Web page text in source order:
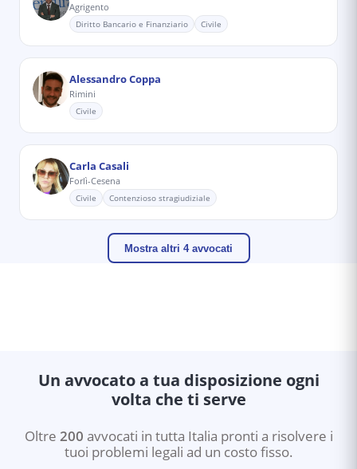
Agrigento
Diritto Bancario e Finanziario Civile
Alessandro Coppa
Rimini
Civile
Carla Casali
Forlì-Cesena
Civile Contenzioso stragiudiziale
Mostra altri 4 avvocati
Un avvocato a tua disposizione ogni
volta che ti serve
Oltre 200 avvocati in tutta Italia pronti a risolvere i
tuoi problemi legali ad un costo fisso.